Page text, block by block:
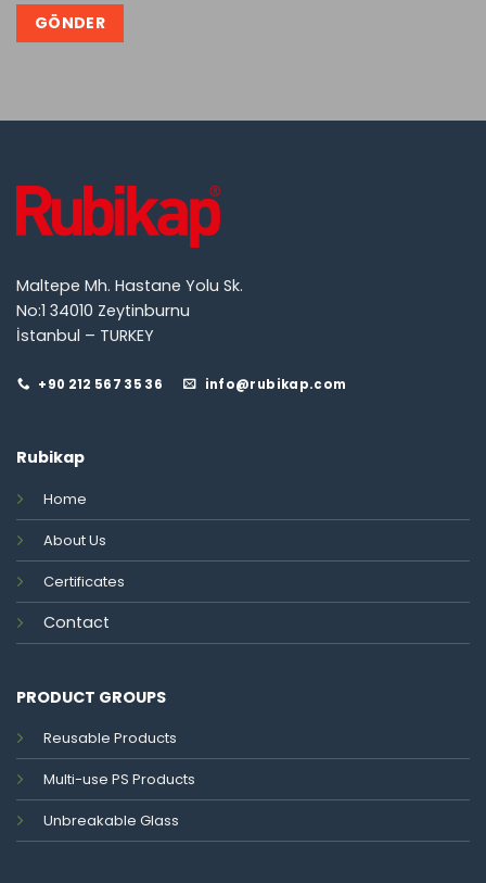
Maltepe Mh. Hastane Yolu Sk.
No:1 34010 Zeytinburnu
İstanbul – TURKEY
+90 212 567 35 36 info@rubikap.com
Rubikap
Home
About Us
Certificates
Contact
PRODUCT GROUPS
Reusable Products
Multi-use PS Products
Unbreakable Glass